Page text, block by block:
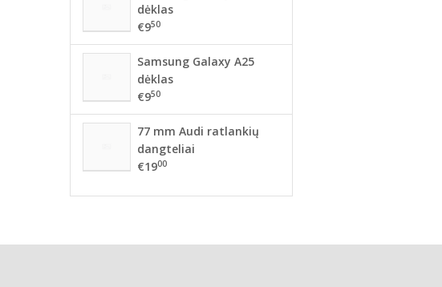
dėklas
€950
Samsung Galaxy A25
dėklas
€950
77 mm Audi ratlankių
dangteliai
€1900